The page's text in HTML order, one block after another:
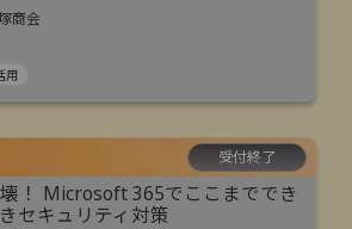
商会
用
受付終了
！ Microsoft 365でここまででき
セキュリティ対策